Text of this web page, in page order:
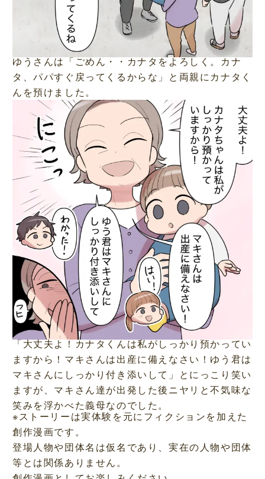
ゆうさんは「ごめん・・カナタをよろしく。カナ
タ、パパすぐ戻ってくるからな」と両親にカナタく
んを預けました。
「大丈夫よ！カナタくんは私がしっかり預かってい
ますから！マキさんは出産に備えなさい！ゆう君は
マキさんにしっかり付き添いして」とにっこり笑い
ますが、マキさん達が出発した後ニヤリと不気味な
笑みを浮かべた義母なのでした。
※ストーリーは実体験を元にフィクションを加えた
創作漫画です。
登場人物や団体名は仮名であり、実在の人物や団体
等とは関係ありません。